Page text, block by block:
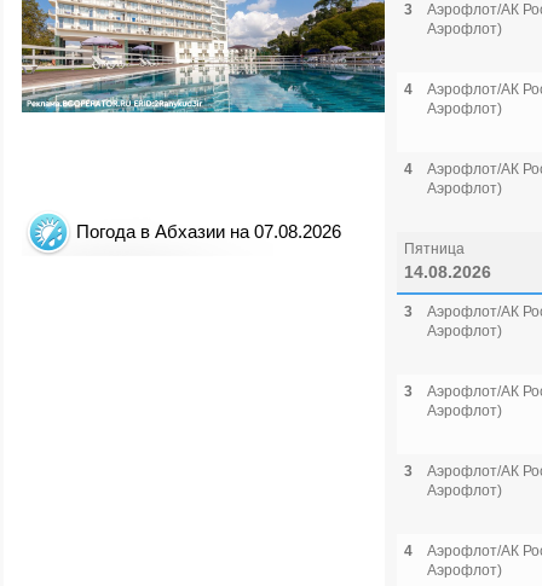
Погода в Абхазии на 07.08.2026
3
Аэрофлот/АК
Аэрофлот)
4
Аэрофлот/АК
Аэрофлот)
4
Аэрофлот/АК
Аэрофлот)
Пятница
14.08.2026
3
Аэрофлот/АК
Аэрофлот)
3
Аэрофлот/АК
Аэрофлот)
3
Аэрофлот/АК
Аэрофлот)
4
Аэрофлот/АК
Аэрофлот)